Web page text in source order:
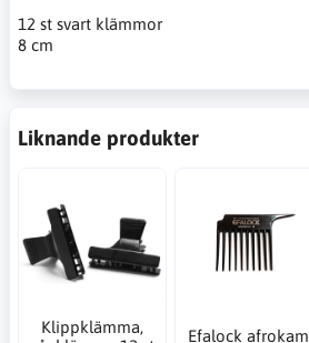
12 st svart klämmor
8 cm
Liknande produkter
Klippklämma,
Efalock afrokam